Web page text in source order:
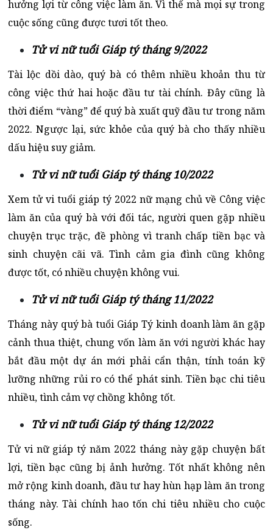
hưởng lợi từ công việc làm ăn. Vì thế mà mọi sự trong
cuộc sống cũng được tươi tốt theo.
Tử vi nữ tuổi Giáp tý tháng 9/2022
Tài lộc dồi dào, quý bà có thêm nhiều khoản thu từ
công việc thứ hai hoặc đầu tư tài chính. Đây cũng là
thời điểm “vàng” để quý bà xuất quỹ đầu tư trong năm
2022. Ngược lại, sức khỏe của quý bà cho thấy nhiều
dấu hiệu suy giảm.
Tử vi nữ tuổi Giáp tý tháng 10/2022
Xem tử vi tuổi giáp tý 2022 nữ mạng chủ về Công việc
làm ăn của quý bà với đối tác, người quen gặp nhiều
chuyện trục trặc, đề phòng vì tranh chấp tiền bạc và
sinh chuyện cãi vã. Tình cảm gia đình cũng không
được tốt, có nhiều chuyện không vui.
Tử vi nữ tuổi Giáp tý tháng 11/2022
Tháng này quý bà tuổi Giáp Tý kinh doanh làm ăn gặp
cảnh thua thiệt, chung vốn làm ăn với người khác hay
bắt đầu một dự án mới phải cẩn thận, tính toán kỹ
lưỡng những rủi ro có thể phát sinh. Tiền bạc chi tiêu
nhiều, tình cảm vợ chồng không tốt.
Tử vi nữ tuổi Giáp tý tháng 12/2022
Tử vi nữ giáp tý năm 2022 tháng này gặp chuyện bất
lợi, tiền bạc cũng bị ảnh hưởng. Tốt nhất không nên
mở rộng kinh doanh, đầu tư hay hùn hạp làm ăn trong
tháng này. Tài chính hao tốn chi tiêu nhiều cho cuộc
sống.